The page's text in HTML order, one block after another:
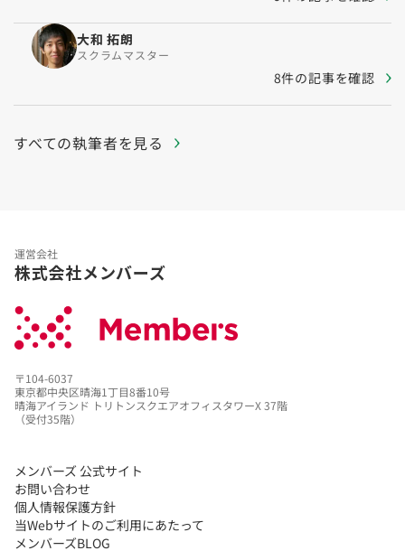
大和 拓朗
スクラムマスター
8件の記事を確認
すべての執筆者を見る
運営会社
株式会社メンバーズ
〒104-6037
東京都中央区晴海1丁目8番10号
晴海アイランド トリトンスクエアオフィスタワーX 37階
（受付35階）
メンバーズ 公式サイト
お問い合わせ
個人情報保護方針
当Webサイトのご利用にあたって
メンバーズBLOG